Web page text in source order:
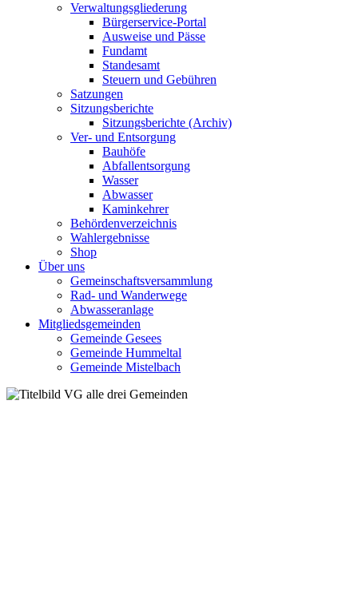
Verwaltungsgliederung
Bürgerservice-Portal
Ausweise und Pässe
Fundamt
Standesamt
Steuern und Gebühren
Satzungen
Sitzungsberichte
Sitzungsberichte (Archiv)
Ver- und Entsorgung
Bauhöfe
Abfallentsorgung
Wasser
Abwasser
Kaminkehrer
Behördenverzeichnis
Wahlergebnisse
Shop
Über uns
Gemeinschaftsversammlung
Rad- und Wanderwege
Abwasseranlage
Mitgliedsgemeinden
Gemeinde Gesees
Gemeinde Hummeltal
Gemeinde Mistelbach